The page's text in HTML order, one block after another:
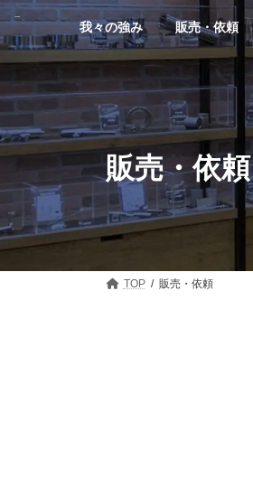
コ
ン
テ
ン
ツ
へ
キ
ッ
ナ
ビ
ゲ
ー
シ
ョ
に
移
我々の強み 販売・依頼
販売・依頼
TOP 販売・依頼